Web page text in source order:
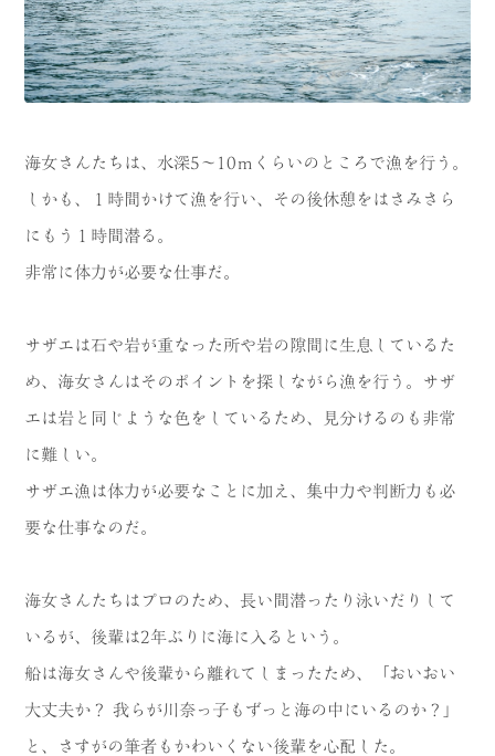
海女さんたちは、水深5～10ｍくらいのところで漁を行う。
しかも、１時間かけて漁を行い、その後休憩をはさみさら
にもう１時間潜る。
非常に体力が必要な仕事だ。
サザエは石や岩が重なった所や岩の隙間に生息しているた
め、海女さんはそのポイントを探しながら漁を行う。サザ
エは岩と同じような色をしているため、見分けるのも非常
に難しい。
サザエ漁は体力が必要なことに加え、集中力や判断力も必
要な仕事なのだ。
海女さんたちはプロのため、長い間潜ったり泳いだりして
いるが、後輩は2年ぶりに海に入るという。
船は海女さんや後輩から離れてしまったため、「おいおい
大丈夫か？ 我らが川奈っ子もずっと海の中にいるのか？」
と、さすがの筆者もかわいくない後輩を心配した。